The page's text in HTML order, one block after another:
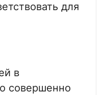
для
в
совершенно